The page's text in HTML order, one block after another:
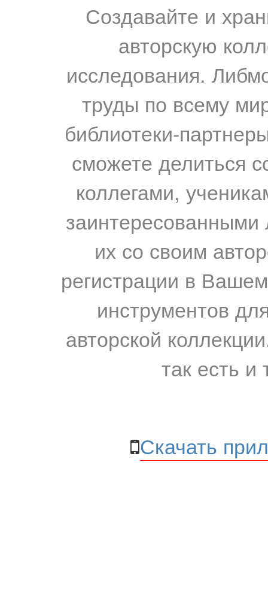
Создавайте и
авторскую
исследования.
труды по всему
библиотеки-
сможете делиться
коллегами,
их со своим
регистрации в
инструментов
авторской
так есть и
Скачать